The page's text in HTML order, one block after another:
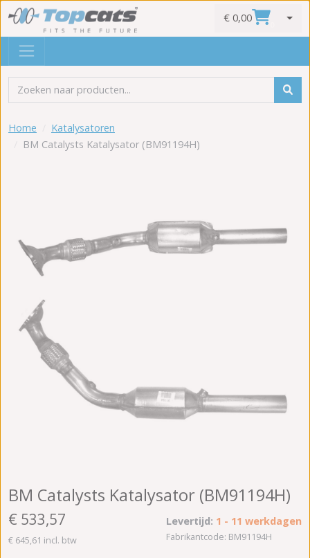
€ 0,00
Home
Katalysatoren
BM Catalysts Katalysator (BM91194H)
BM Catalysts Katalysator (BM91194H)
€ 533,57
€ 645,61 incl. btw
Levertijd: 1 - 11 werkdagen
Fabrikantcode: BM91194H